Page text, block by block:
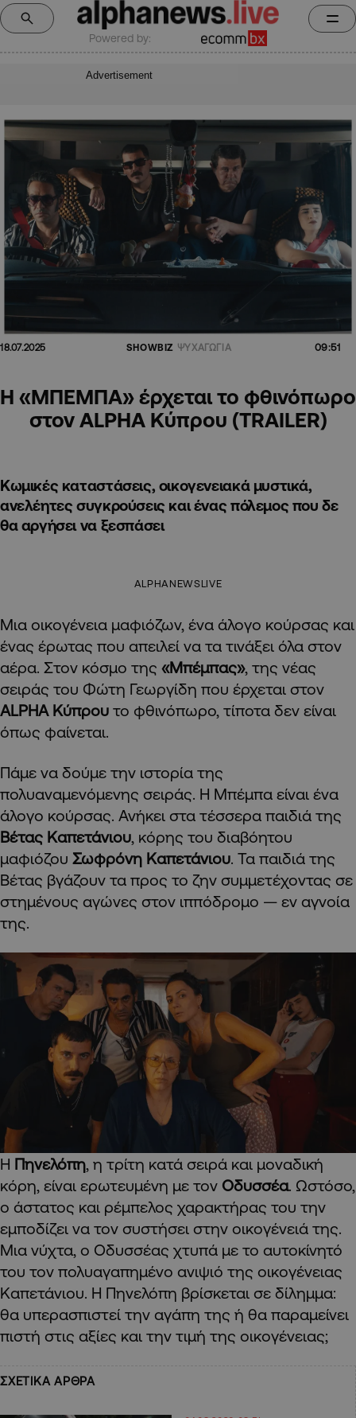
Powered by:
Advertisement
18.07.2025 SHOWBIZ ΨΥΧΑΓΩΓΙΑ 09:51
Η «ΜΠΕΜΠΑ» έρχεται το φθινόπωρο
στον ALPHA Κύπρου (TRAILER)
Κωμικές καταστάσεις, οικογενειακά μυστικά,
ανελέητες συγκρούσεις και ένας πόλεμος που δε
θα αργήσει να ξεσπάσει
ALPHANEWSLIVE
Μια οικογένεια μαφιόζων, ένα άλογο κούρσας και
ένας έρωτας που απειλεί να τα τινάξει όλα στον
αέρα. Στον κόσμο της «Μπέμπας», της νέας
σειράς του Φώτη Γεωργίδη που έρχεται στον
ALPHA Κύπρου το φθινόπωρο, τίποτα δεν είναι
όπως φαίνεται.
Πάμε να δούμε την ιστορία της
πολυαναμενόμενης σειράς. Η Μπέμπα είναι ένα
άλογο κούρσας. Ανήκει στα τέσσερα παιδιά της
Βέτας Καπετάνιου , κόρης του διαβόητου
μαφιόζου Σωφρόνη Καπετάνιου . Τα παιδιά της
Βέτας βγάζουν τα προς το ζην συμμετέχοντας σε
στημένους αγώνες στον ιππόδρομο — εν αγνοία
της.
Η Πηνελόπη , η τρίτη κατά σειρά και μοναδική
κόρη, είναι ερωτευμένη με τον Οδυσσέα. Ωστόσο,
ο άστατος και ρέμπελος χαρακτήρας του την
εμποδίζει να τον συστήσει στην οικογένειά της.
Μια νύχτα, ο Οδυσσέας χτυπά με το αυτοκίνητό
του τον πολυαγαπημένο ανιψιό της οικογένειας
Καπετάνιου. Η Πηνελόπη βρίσκεται σε δίλημμα:
θα υπερασπιστεί την αγάπη της ή θα παραμείνει
πιστή στις αξίες και την τιμή της οικογένειας;
ΣΧΕΤΙΚΑ ΑΡΘΡΑ